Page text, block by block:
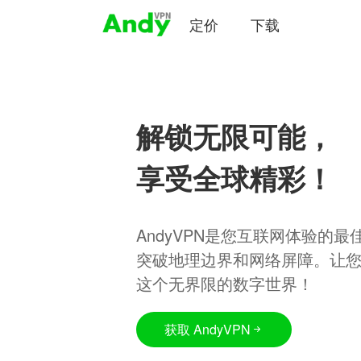
定价 下载
解锁无限可能，
享受全球精彩！
AndyVPN是您互联网体验的最
突破地理边界和网络屏障。让
这个无界限的数字世界！
获取 AndyVPN